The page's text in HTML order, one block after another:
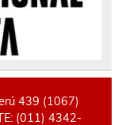
439 (1067)
(011) 4342-